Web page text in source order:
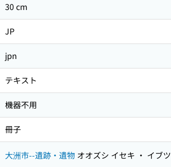
30 cm
JP
jpn
テキスト
機器不用
冊子
大洲市--遺跡・遺物 オオズシ イセキ ・ イブツ